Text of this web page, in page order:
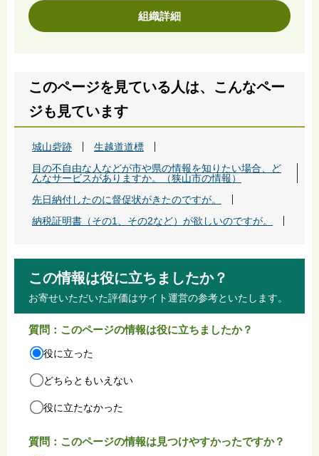
組織詳細
このページを見ている人は、こんなペー
ジも見ています
城山砦跡
生越道道標
目の不自由な人などが市や県の情報を知りたい場合、ど
んなサービスがありますか。（狭山市の情報）
先日納付したのに督促状がきたのですが。
納税証明書（その1、その2など）が欲しいのですが。
この情報は役に立ちましたか？
お寄せいただいた評価はサイト運営の参考といたします。
質問：このページの情報は役に立ちましたか？
役に立った
どちらともいえない
役に立たなかった
質問：このページの情報は見つけやすかったですか？